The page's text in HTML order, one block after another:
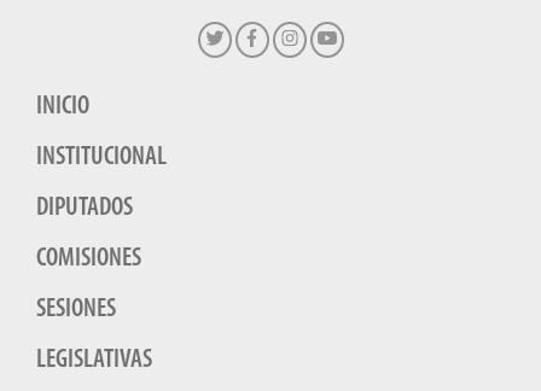
INICIO
INSTITUCIONAL
DIPUTADOS
COMISIONES
SESIONES
LEGISLATIVAS